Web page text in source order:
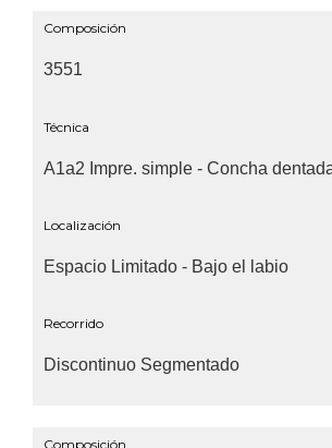
Composición
3551
Técnica
A1a2 Impre. simple - Concha
Localización
Espacio Limitado - Bajo el labio
Recorrido
Discontinuo Segmentado
Composición